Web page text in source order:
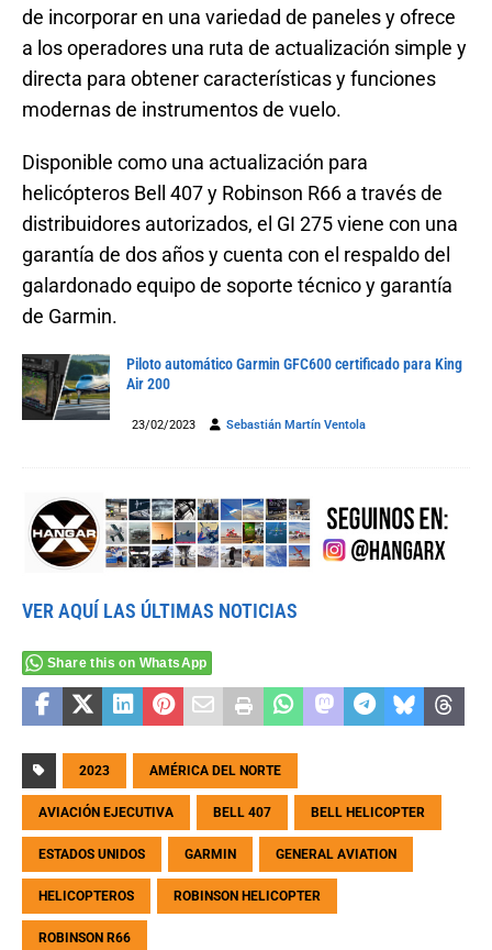
de incorporar en una variedad de paneles y ofrece
a los operadores una ruta de actualización simple y
directa para obtener características y funciones
modernas de instrumentos de vuelo.
Disponible como una actualización para
helicópteros Bell 407 y Robinson R66 a través de
distribuidores autorizados, el GI 275 viene con una
garantía de dos años y cuenta con el respaldo del
galardonado equipo de soporte técnico y garantía
de Garmin.
Piloto automático Garmin GFC600 certificado para King
Air 200
23/02/2023 Sebastián Martín Ventola
VER AQUÍ LAS ÚLTIMAS NOTICIAS
Share this on WhatsApp
2023 AMÉRICA DEL NORTE
AVIACIÓN EJECUTIVA BELL 407 BELL HELICOPTER
ESTADOS UNIDOS GARMIN GENERAL AVIATION
HELICOPTEROS ROBINSON HELICOPTER
ROBINSON R66